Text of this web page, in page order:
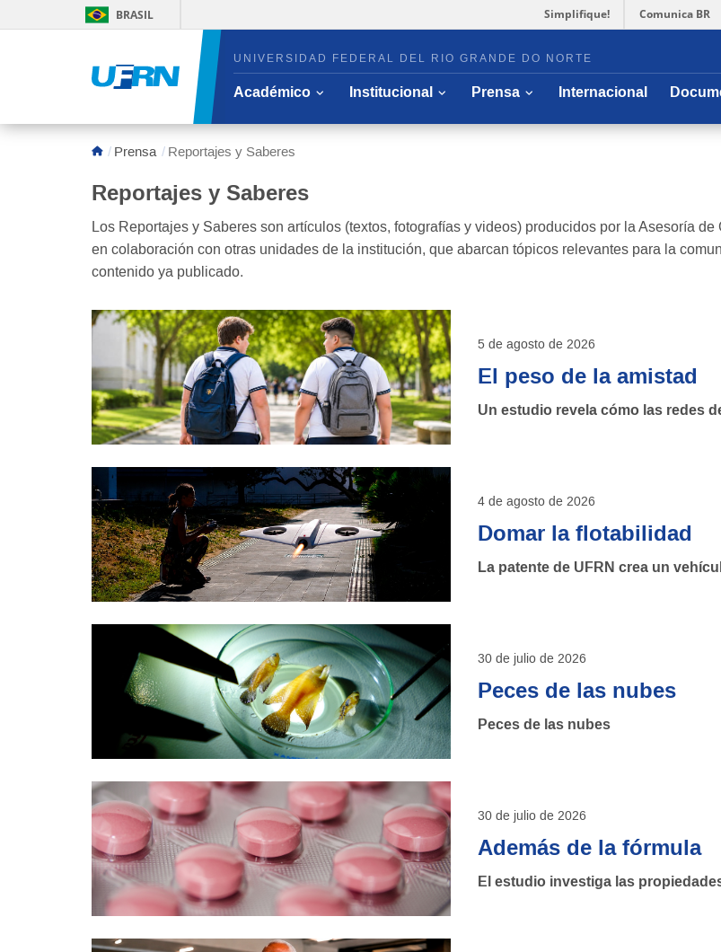
BRASIL Simplifique! Comunica BR
UNIVERSIDAD FEDERAL DEL RIO GRANDE DO NORTE
Área del menú principal
AcadémicoAbrir/ocultar submenú
InstitucionalAbrir/ocultar submenú
Prensa Abrir/ocultar submenú
Internacional
Prensa Reportajes y Saberes
Reportajes y Saberes
Los Reportajes y Saberes son artículos (textos, fotografías y videos) producidos por la Asesoría
en colaboración con otras unidades de la institución, que abarcan tópicos relevantes para la
contenido ya publicado.
5 de agosto de 2026
El peso de la amistad
Un estudio revela cómo las redes
4 de agosto de 2026
Domar la flotabilidad
La patente de UFRN crea un
30 de julio de 2026
Peces de las nubes
Peces de las nubes
30 de julio de 2026
Además de la fórmula
El estudio investiga las